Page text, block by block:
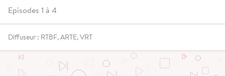
Episodes 1 à 4
Diffuseur : RTBF, ARTE, VRT